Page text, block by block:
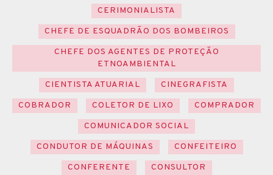
CERIMONIALISTA
CHEFE DE ESQUADRÃO DOS BOMBEIROS
CHEFE DOS AGENTES DE PROTEÇÃO
ETNOAMBIENTAL
CIENTISTA ATUARIAL
CINEGRAFISTA
COBRADOR
COLETOR DE LIXO
COMPRADOR
COMUNICADOR SOCIAL
CONDUTOR DE MÁQUINAS
CONFEITEIRO
CONFERENTE
CONSULTOR